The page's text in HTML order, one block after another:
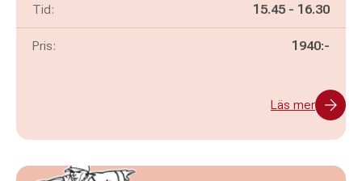
Tid: Pågår mellan
15.45 - och
16.30
Pris: 1940:-
Läs mer